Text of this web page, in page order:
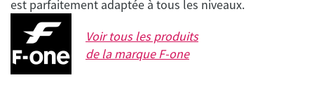
Voir tous les produits
de la marqueF-one